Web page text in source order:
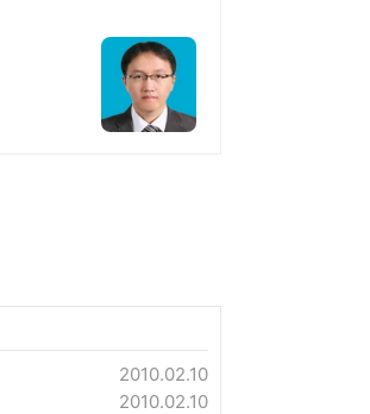
2010.02.10
2010.02.10